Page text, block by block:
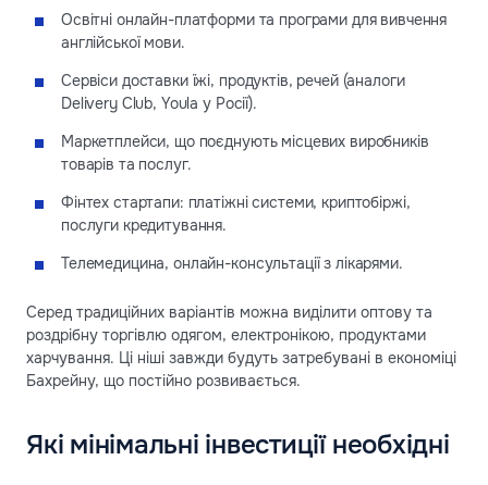
Освітні онлайн-платформи та програми для вивчення
англійської мови.
Сервіси доставки їжі, продуктів, речей (аналоги
Delivery Club, Youla у Росії).
Маркетплейси, що поєднують місцевих виробників
товарів та послуг.
Фінтех стартапи: платіжні системи, криптобіржі,
послуги кредитування.
Телемедицина, онлайн-консультації з лікарями.
Серед традиційних варіантів можна виділити оптову та
роздрібну торгівлю одягом, електронікою, продуктами
харчування. Ці ніші завжди будуть затребувані в економіці
Бахрейну, що постійно розвивається.
Які мінімальні інвестиції необхідні